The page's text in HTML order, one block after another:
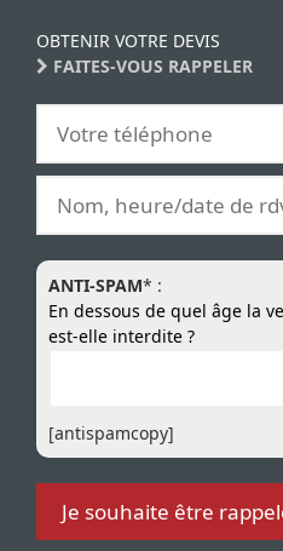
OBTENIR VOTRE DEVIS
FAITES-VOUS RAPPELER
ANTI-SPAM* :
En dessous de quel âge la
est-elle interdite ?
[antispamcopy]